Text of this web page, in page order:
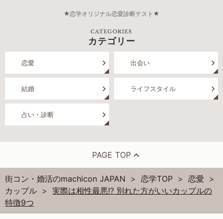
恋学オリジナル恋愛診断テスト
CATEGORIES
カテゴリー
恋愛 出会い
結婚 ライフスタイル
占い・診断
PAGE TOP
街コン・婚活のmachicon JAPAN 恋学TOP
恋愛
カップル
実際は相性最悪!? 別れた方がいいカップルの
特徴9つ